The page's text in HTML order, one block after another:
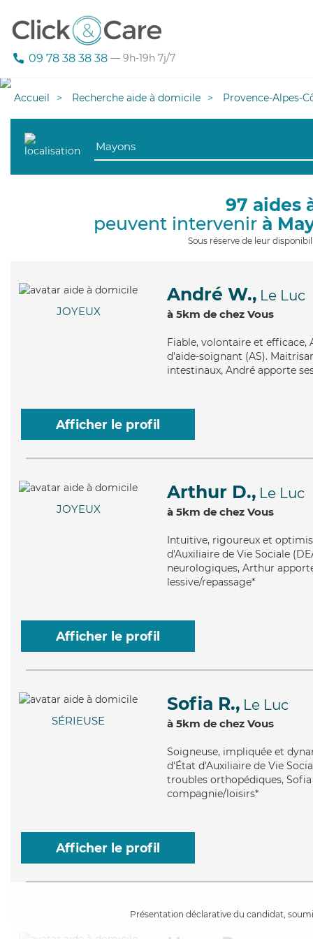
09 78 38 38 38 — 9h-19h 7j/7
Accueil Recherche aide à domicile Provence-Alpes-
97 aides
peuvent intervenir à
Sous réserve de leur
JOYEUX
André W., Le Luc
à 5km de chez Vous
Fiable, volontaire et efficace,
d'aide-soignant (AS).
intestinaux, André apporte
Afficher le profil
JOYEUX
Arthur D., Le Luc
à 5km de chez Vous
Intuitive, rigoureux et
d'Auxiliaire de Vie Sociale
neurologiques, Arthur
lessive/repassage*
Afficher le profil
SÉRIEUSE
Sofia R., Le Luc
à 5km de chez Vous
Soigneuse, impliquée et
d'État d'Auxiliaire de Vie
troubles orthopédiques, Sofia
compagnie/loisirs*
Afficher le profil
Présentation déclarative du candidat,